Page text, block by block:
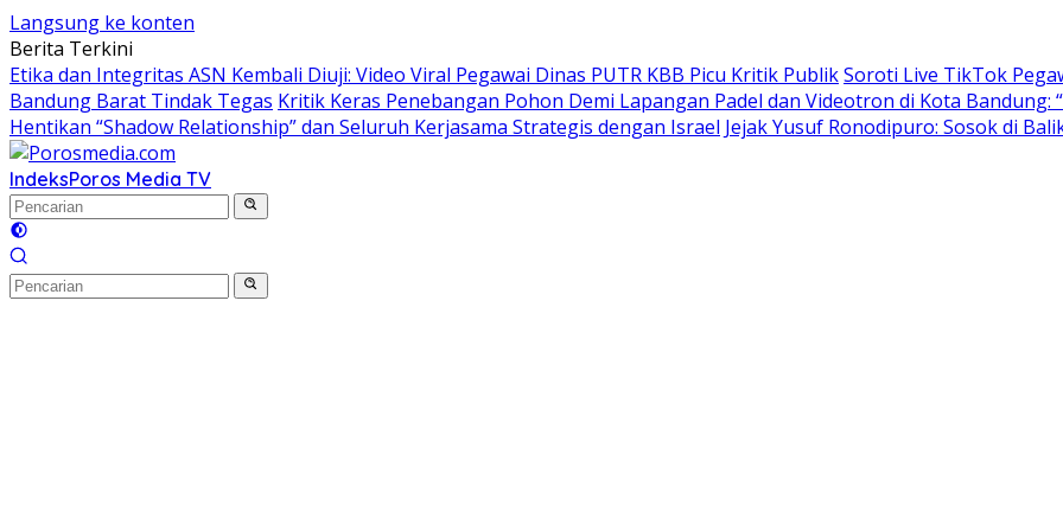
Langsung ke konten
Berita Terkini
Etika dan Integritas ASN Kembali Diuji: Video Viral Pegawai Dinas PUTR KBB Picu Kritik PublikSoroti Live TikTok
Bandung Barat Tindak Tegas Kritik Keras Penebangan Pohon Demi Lapangan Padel dan Videotron di Kota Bandung:
Hentikan “Shadow Relationship” dan Seluruh Kerjasama Strategis dengan Israel Jejak Yusuf Ronodipuro: Sosok di
IndeksPoros Media TV